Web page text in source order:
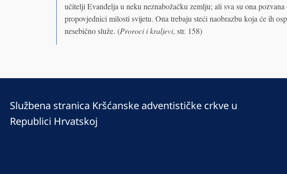
učitelji Evanđelja u neku neznabožačku zemlju; ali sva su ona
propovjednici milosti svijetu. Ona trebaju steći naobrazbu koja će ih
nesebično služe. (Proroci i kraljevi, str. 158)
Službena stranica Kršćanske adventističke crkve u
Republici Hrvatskoj